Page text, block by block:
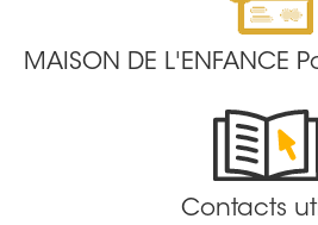
MAISON DE L'ENFANCE
Contacts